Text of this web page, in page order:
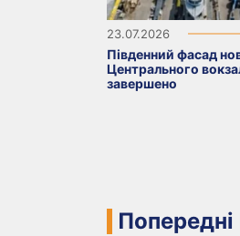
23.07.2026
Південний фасад
Центрального
завершено